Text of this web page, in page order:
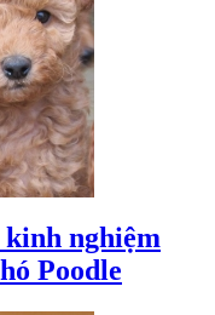
kinh nghiệm
Poodle